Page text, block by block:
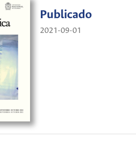
Publicado
2021-09-01